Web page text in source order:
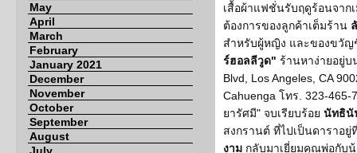
May
April
March
February
January 2021
December
November
October
September
August
เสื้อผ้าแฟชั่นรับฤดูร้อนจาก
ต้องการของลูกค้าเต็มร้าน
สำหรับผู้หญิง และของขวั
ร์ฮอลลีวูด" ร้านหาง่ายอยู่
Blvd, Los Angeles, CA
Cahuenga โทร. 323-465-
ยารัศมี" จบเรียบร้อย นัทธินั
สงกรานต์ ที่ไปเป็นดาราอ
งาม กลับมาเยี่ยมคุณพ่อกับน้